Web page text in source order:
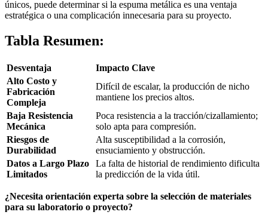
únicos, puede determinar si la espuma metálica es una ventaja
estratégica o una complicación innecesaria para su proyecto.
Tabla Resumen:
Desventaja
Impacto Clave
Alto Costo y
Fabricación
Compleja
Difícil de escalar, la producción de nicho
mantiene los precios altos.
Baja Resistencia
Mecánica
Poca resistencia a la tracción/cizallamiento;
solo apta para compresión.
Riesgos de
Durabilidad
Alta susceptibilidad a la corrosión,
ensuciamiento y obstrucción.
Datos a Largo Plazo
Limitados
La falta de historial de rendimiento dificulta
la predicción de la vida útil.
¿Necesita orientación experta sobre la selección de materiales
para su laboratorio o proyecto?